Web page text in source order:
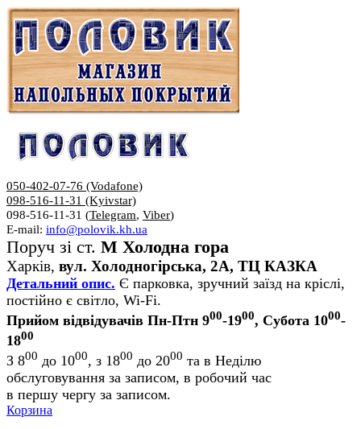
050-402-07-76 (Vodafone)
098-516-11-31 (Kyivstar)
098-516-11-31 (Telegram, Viber)
E-mail: info@polovik.kh.ua
Поруч зі ст. М Холодна гора
Харків, вул. Холодногірська, 2А, ТЦ КАЗКА
Детальний опис. Є парковка, зручний заїзд на кріслі,
постійно є світло, Wi-Fi.
Прийом відвідувачів Пн-Птн 900-1900, Субота 1000-
1800
З 800 до 1000, з 1800 до 2000 та в Неділю
обслуговування за записом, в робочий час
в першу чергу за записом.
Корзина